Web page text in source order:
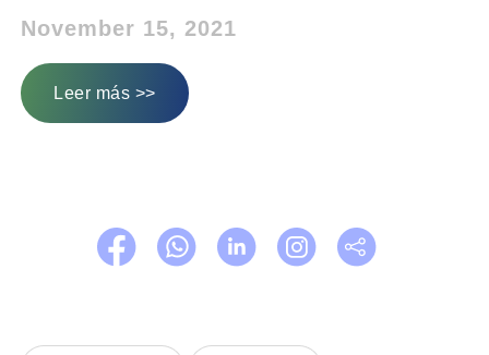
November 15, 2021
Leer más >>